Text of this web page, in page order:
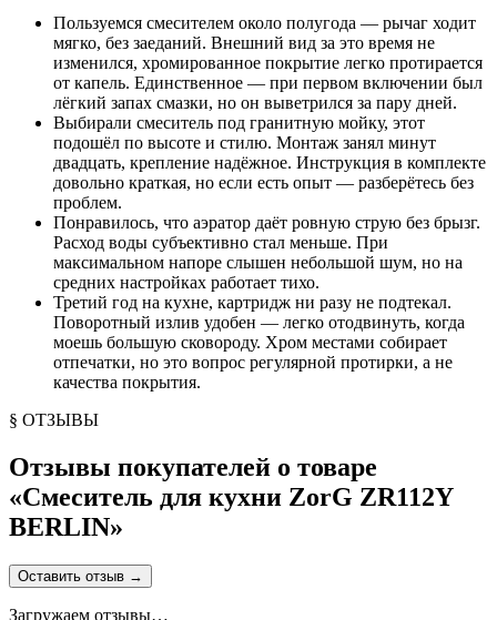
Пользуемся смесителем около полугода — рычаг ходит
мягко, без заеданий. Внешний вид за это время не
изменился, хромированное покрытие легко протирается
от капель. Единственное — при первом включении был
лёгкий запах смазки, но он выветрился за пару дней.
Выбирали смеситель под гранитную мойку, этот
подошёл по высоте и стилю. Монтаж занял минут
двадцать, крепление надёжное. Инструкция в комплекте
довольно краткая, но если есть опыт — разберётесь без
проблем.
Понравилось, что аэратор даёт ровную струю без брызг.
Расход воды субъективно стал меньше. При
максимальном напоре слышен небольшой шум, но на
средних настройках работает тихо.
Третий год на кухне, картридж ни разу не подтекал.
Поворотный излив удобен — легко отодвинуть, когда
моешь большую сковороду. Хром местами собирает
отпечатки, но это вопрос регулярной протирки, а не
качества покрытия.
§ ОТЗЫВЫ
Отзывы покупателей о товаре
«Смеситель для кухни ZorG ZR112Y
BERLIN»
Оставить отзыв →
Загружаем отзывы…